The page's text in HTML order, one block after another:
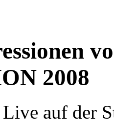
2008
auf der